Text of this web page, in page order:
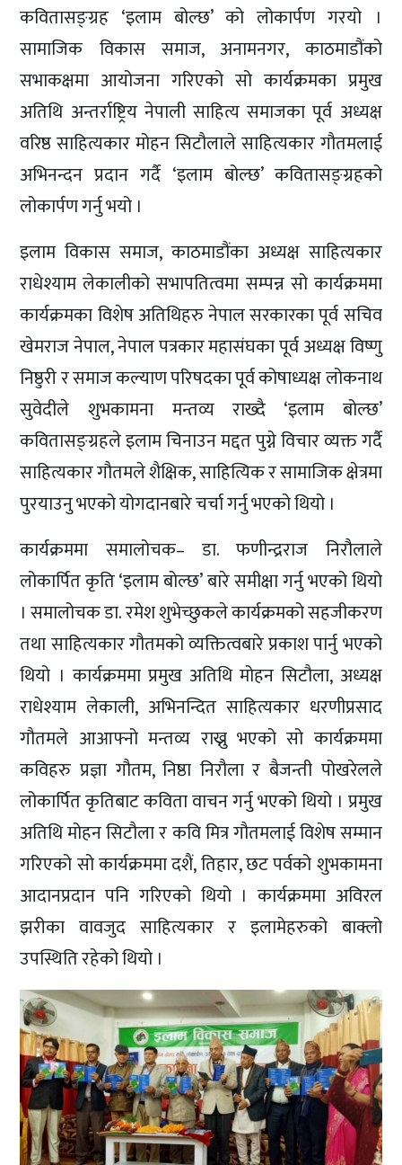
कवितासङ्ग्रह ‘इलाम बोल्छ’ को लोकार्पण गरयो ।
सामाजिक विकास समाज, अनामनगर, काठमाडौंको
सभाकक्षमा आयोजना गरिएको सो कार्यक्रमका प्रमुख
अतिथि अन्तर्राष्ट्रिय नेपाली साहित्य समाजका पूर्व अध्यक्ष
वरिष्ठ साहित्यकार मोहन सिटौलाले साहित्यकार गौतमलाई
अभिनन्दन प्रदान गर्दै ‘इलाम बोल्छ’ कवितासङ्ग्रहको
लोकार्पण गर्नु भयो ।
इलाम विकास समाज, काठमाडौंका अध्यक्ष साहित्यकार
राधेश्याम लेकालीको सभापतित्वमा सम्पन्न सो कार्यक्रममा
कार्यक्रमका विशेष अतिथिहरु नेपाल सरकारका पूर्व सचिव
खेमराज नेपाल, नेपाल पत्रकार महासंघका पूर्व अध्यक्ष विष्णु
निष्ठुरी र समाज कल्याण परिषदका पूर्व कोषाध्यक्ष लोकनाथ
सुवेदीले शुभकामना मन्तव्य राख्दै ‘इलाम बोल्छ’
कवितासङ्ग्रहले इलाम चिनाउन मद्दत पुग्ने विचार व्यक्त गर्दै
साहित्यकार गौतमले शैक्षिक, साहित्यिक र सामाजिक क्षेत्रमा
पुरयाउनु भएको योगदानबारे चर्चा गर्नु भएको थियो ।
कार्यक्रममा समालोचक– डा. फणीन्द्रराज निरौलाले
लोकार्पित कृति ‘इलाम बोल्छ’ बारे समीक्षा गर्नु भएको थियो
। समालोचक डा. रमेश शुभेच्छुकले कार्यक्रमको सहजीकरण
तथा साहित्यकार गौतमको व्यक्तित्वबारे प्रकाश पार्नु भएको
थियो । कार्यक्रममा प्रमुख अतिथि मोहन सिटौला, अध्यक्ष
राधेश्याम लेकाली, अभिनन्दित साहित्यकार धरणीप्रसाद
गौतमले आआफ्नो मन्तव्य राख्नु भएको सो कार्यक्रममा
कविहरु प्रज्ञा गौतम, निष्ठा निरौला र बैजन्ती पोखरेलले
लोकार्पित कृतिबाट कविता वाचन गर्नु भएको थियो । प्रमुख
अतिथि मोहन सिटौला र कवि मित्र गौतमलाई विशेष सम्मान
गरिएको सो कार्यक्रममा दशैं, तिहार, छट पर्वको शुभकामना
आदानप्रदान पनि गरिएको थियो । कार्यक्रममा अविरल
झरीका वावजुद साहित्यकार र इलामेहरुको बाक्लो
उपस्थिति रहेको थियो ।